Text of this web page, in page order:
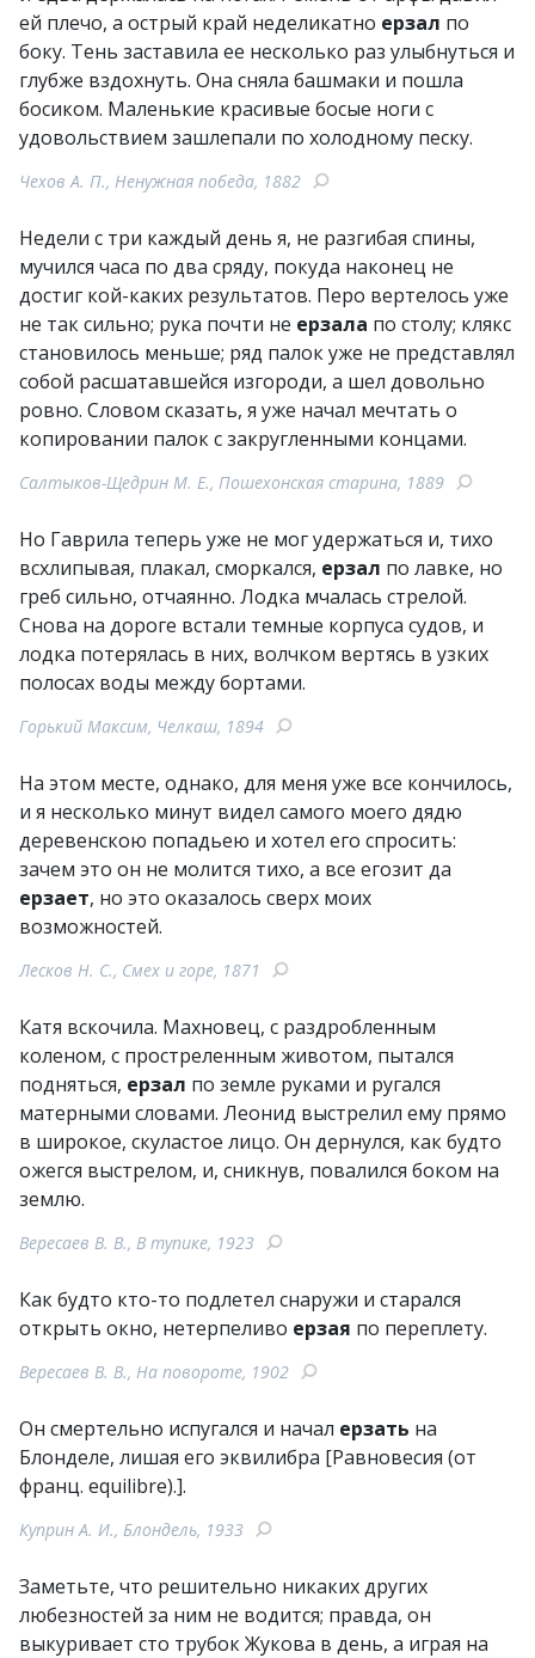
ей плечо, а острый край неделикатно ерзал по
боку. Тень заставила ее несколько раз улыбнуться и
глубже вздохнуть. Она сняла башмаки и пошла
босиком. Маленькие красивые босые ноги с
удовольствием зашлепали по холодному песку.
Чехов А. П., Ненужная победа, 1882
Недели с три каждый день я, не разгибая спины,
мучился часа по два сряду, покуда наконец не
достиг кой-каких результатов. Перо вертелось уже
не так сильно; рука почти не ерзала по столу; клякс
становилось меньше; ряд палок уже не представлял
собой расшатавшейся изгороди, а шел довольно
ровно. Словом сказать, я уже начал мечтать о
копировании палок с закругленными концами.
Салтыков-Щедрин М. Е., Пошехонская старина, 1889
Но Гаврила теперь уже не мог удержаться и, тихо
всхлипывая, плакал, сморкался, ерзал по лавке, но
греб сильно, отчаянно. Лодка мчалась стрелой.
Снова на дороге встали темные корпуса судов, и
лодка потерялась в них, волчком вертясь в узких
полосах воды между бортами.
Горький Максим, Челкаш, 1894
На этом месте, однако, для меня уже все кончилось,
и я несколько минут видел самого моего дядю
деревенскою попадьею и хотел его спросить:
зачем это он не молится тихо, а все егозит да
ерзает, но это оказалось сверх моих
возможностей.
Лесков Н. С., Смех и горе, 1871
Катя вскочила. Махновец, с раздробленным
коленом, с простреленным животом, пытался
подняться, ерзал по земле руками и ругался
матерными словами. Леонид выстрелил ему прямо
в широкое, скуластое лицо. Он дернулся, как будто
ожегся выстрелом, и, сникнув, повалился боком на
землю.
Вересаев В. В., В тупике, 1923
Как будто кто-то подлетел снаружи и старался
открыть окно, нетерпеливо ерзая по переплету.
Вересаев В. В., На повороте, 1902
Он смертельно испугался и начал ерзать на
Блонделе, лишая его эквилибра [Равновесия (от
франц. equilibre).].
Куприн А. И., Блондель, 1933
Заметьте, что решительно никаких других
любезностей за ним не водится; правда, он
выкуривает сто трубок Жукова в день, а играя на